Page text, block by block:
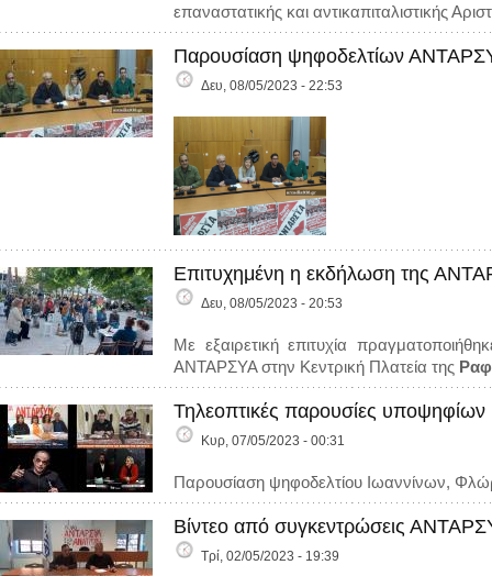
επαναστατικής και αντικαπιταλιστικής
Παρουσίαση ψηφοδελτίων
Δευ, 08/05/2023 - 22:53
Επιτυχημένη η εκδήλωση της
Δευ, 08/05/2023 - 20:53
Με εξαιρετική επιτυχία
ΑΝΤΑΡΣΥΑ στην Κεντρική Πλατεία της
Τηλεοπτικές παρουσίες
Κυρ, 07/05/2023 - 00:31
Παρουσίαση ψηφοδελτίου Ιωαννίνων,
Βίντεο από συγκεντρώσεις
Τρί, 02/05/2023 - 19:39